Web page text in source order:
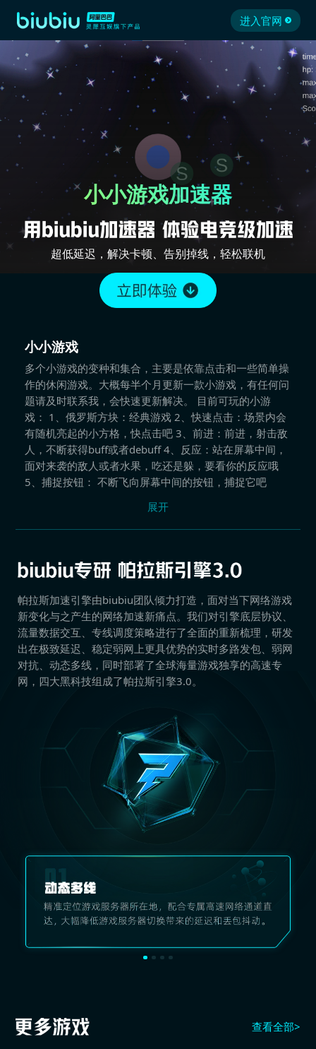
进入官网
小小游戏加速器
超低延迟，解决卡顿、告别掉线，轻松联机
小小游戏
多个小游戏的变种和集合，主要是依靠点击和一些简单操
作的休闲游戏。大概每半个月更新一款小游戏，有任何问
题请及时联系我，会快速更新解决。 目前可玩的小游
戏： 1、俄罗斯方块：经典游戏 2、快速点击：场景内会
有随机亮起的小方格，快点击吧 3、前进：前进，射击敌
人，不断获得buff或者debuff 4、反应：站在屏幕中间，
面对来袭的敌人或者水果，吃还是躲，要看你的反应哦
5、捕捉按钮： 不断飞向屏幕中间的按钮，捕捉它吧
展开
帕拉斯加速引擎由biubiu团队倾力打造，面对当下网络游戏
新变化与之产生的网络加速新痛点。我们对引擎底层协议、
流量数据交互、专线调度策略进行了全面的重新梳理，研发
出在极致延迟、稳定弱网上更具优势的实时多路发包、弱网
对抗、动态多线，同时部署了全球海量游戏独享的高速专
网，四大黑科技组成了帕拉斯引擎3.0。
查看全部>